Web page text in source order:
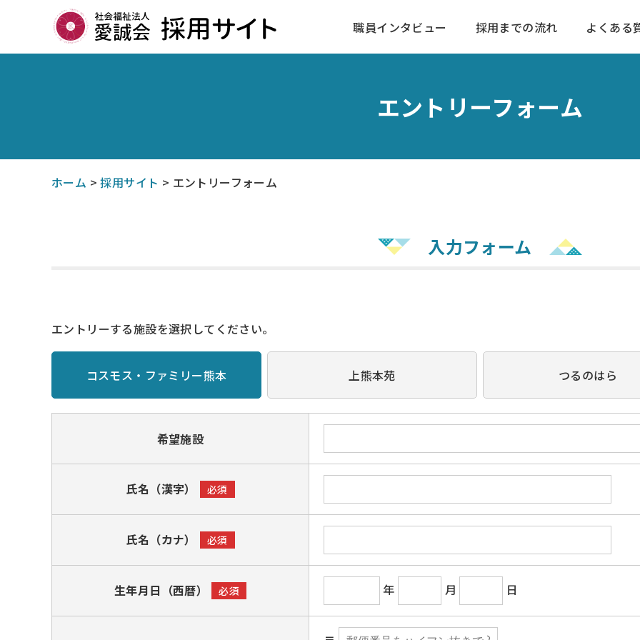
職員インタビュー 採用までの流れ よくある
エントリーフォーム
ホーム >採用サイト > エントリーフォーム
入力フォーム
エントリーする施設を選択してください。
コスモス・ファミリー熊本 上熊本苑 つるのはら
希望施設
氏名（漢字） 必須
氏名（カナ） 必須
生年月日（西暦） 必須 年 月 日